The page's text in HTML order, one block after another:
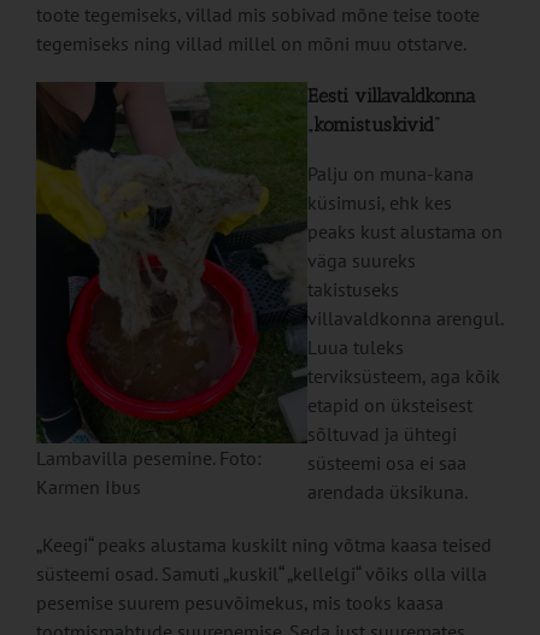
toote tegemiseks, villad mis sobivad mõne teise toote
tegemiseks ning villad millel on mõni muu otstarve.
Lambavilla pesemine. Foto:
Karmen Ibus
Eesti villavaldkonna
„komistuskivid“
Palju on muna-kana
küsimusi, ehk kes
peaks kust alustama on
väga suureks
takistuseks
villavaldkonna arengul.
Luua tuleks
terviksüsteem, aga kõik
etapid on üksteisest
sõltuvad ja ühtegi
süsteemi osa ei saa
arendada üksikuna.
„Keegi“ peaks alustama kuskilt ning võtma kaasa teised
süsteemi osad. Samuti „kuskil“ „kellelgi“ võiks olla villa
pesemise suurem pesuvõimekus, mis tooks kaasa